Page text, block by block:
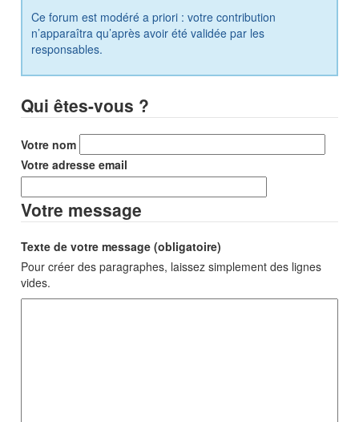
Ce forum est modéré a priori : votre contribution
n’apparaîtra qu’après avoir été validée par les
responsables.
Qui êtes-vous ?
Votre nom
Votre adresse email
Votre message
Texte de votre message (obligatoire)
Pour créer des paragraphes, laissez simplement des lignes
vides.